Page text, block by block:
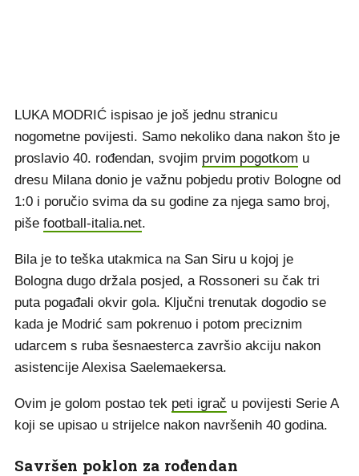
LUKA MODRIĆ ispisao je još jednu stranicu
nogometne povijesti. Samo nekoliko dana nakon što je
proslavio 40. rođendan, svojim prvim pogotkom u
dresu Milana donio je važnu pobjedu protiv Bologne od
1:0 i poručio svima da su godine za njega samo broj,
piše football-italia.net.
Bila je to teška utakmica na San Siru u kojoj je
Bologna dugo držala posjed, a Rossoneri su čak tri
puta pogađali okvir gola. Ključni trenutak dogodio se
kada je Modrić sam pokrenuo i potom preciznim
udarcem s ruba šesnaesterca završio akciju nakon
asistencije Alexisa Saelemaekersa.
Ovim je golom postao tek peti igrač u povijesti Serie A
koji se upisao u strijelce nakon navršenih 40 godina.
Savršen poklon za rođendan